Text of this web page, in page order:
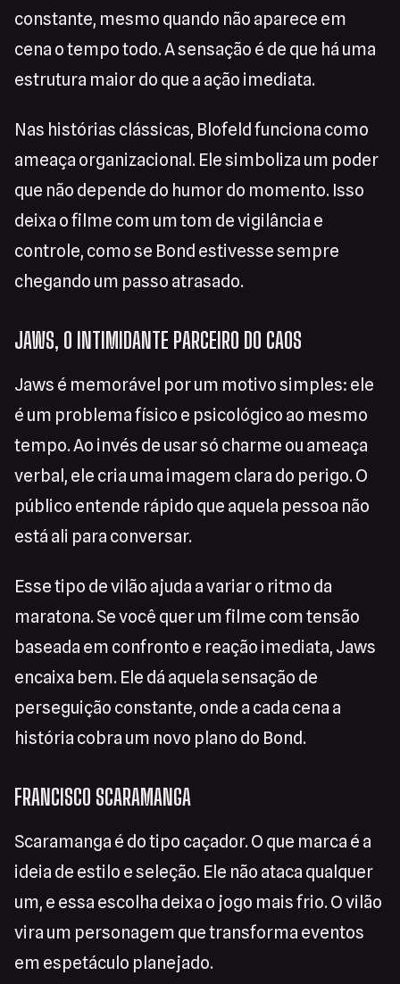
constante, mesmo quando não aparece em
cena o tempo todo. A sensação é de que há uma
estrutura maior do que a ação imediata.
Nas histórias clássicas, Blofeld funciona como
ameaça organizacional. Ele simboliza um poder
que não depende do humor do momento. Isso
deixa o filme com um tom de vigilância e
controle, como se Bond estivesse sempre
chegando um passo atrasado.
JAWS, O INTIMIDANTE PARCEIRO DO CAOS
Jaws é memorável por um motivo simples: ele
é um problema físico e psicológico ao mesmo
tempo. Ao invés de usar só charme ou ameaça
verbal, ele cria uma imagem clara do perigo. O
público entende rápido que aquela pessoa não
está ali para conversar.
Esse tipo de vilão ajuda a variar o ritmo da
maratona. Se você quer um filme com tensão
baseada em confronto e reação imediata, Jaws
encaixa bem. Ele dá aquela sensação de
perseguição constante, onde a cada cena a
história cobra um novo plano do Bond.
FRANCISCO SCARAMANGA
Scaramanga é do tipo caçador. O que marca é a
ideia de estilo e seleção. Ele não ataca qualquer
um, e essa escolha deixa o jogo mais frio. O vilão
vira um personagem que transforma eventos
em espetáculo planejado.